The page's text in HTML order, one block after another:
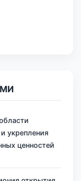
укрепления
ценностей